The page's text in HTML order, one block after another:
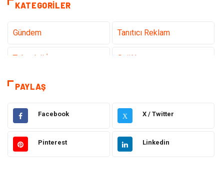
KATEGORILER
Gündem Tanıtıcı Reklam
Teknoloji İnternet Sağlık
Hukuk
Dekorasyon Giyim
Otomotiv Güzellik Bakım
PAYLAŞ
Facebook X X / Twitter
Pinterest Linkedin